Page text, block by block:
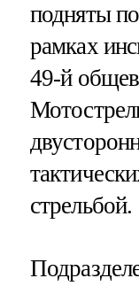
подняты
рамках
49-й
стрельбой.